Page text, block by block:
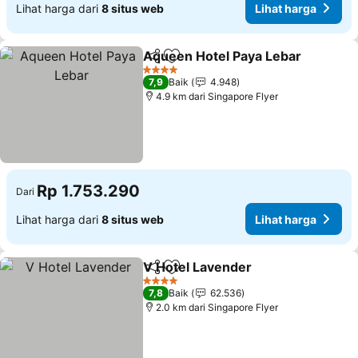
Lihat harga dari 8 situs web Lihat harga
BagikanTambahkan ke favorit
Aqueen Hotel Paya Lebar
4 Bintang
7,9 Baik
4.948
4.9 km dari Singapore Flyer
Dari Rp 1.753.290
Lihat harga dari 8 situs web Lihat harga
BagikanTambahkan ke favorit
V Hotel Lavender
4 Bintang
7,8 Baik
62.536
2.0 km dari Singapore Flyer